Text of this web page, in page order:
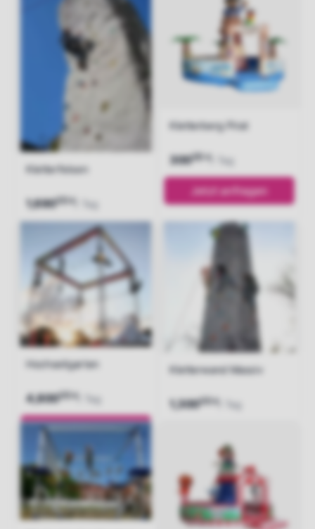
Kletterfelsen
1,69000 / Tag
Jetzt anfragen
Kletterberg Pirat
30000 / Tag
Jetzt anfragen
Hochseilgarten
4,80000 € / Tag
Jetzt anfragen
Kletterwand Massiv
1,30000 € / Tag